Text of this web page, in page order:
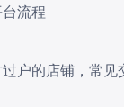
流程
户的店铺，常见